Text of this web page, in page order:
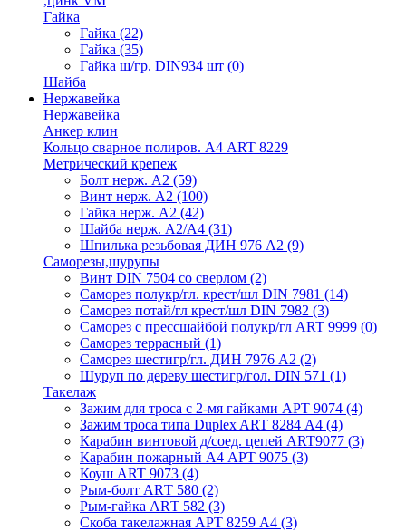
Гайка
Гайка (22)
Гайка (35)
Гайка ш/гр. DIN934 шт (0)
Шайба
Нержавейка
Нержавейка
Анкер клин
Кольцо сварное полиров. А4 ART 8229
Метрический крепеж
Болт нерж. А2 (59)
Винт нерж. А2 (100)
Гайка нерж. А2 (42)
Шайба нерж. А2/А4 (31)
Шпилька резьбовая ДИН 976 А2 (9)
Саморезы,шурупы
Винт DIN 7504 со сверлом (2)
Саморез полукр/гл. крест/шл DIN 7981 (14)
Саморез потай/гл крест/шл DIN 7982 (3)
Саморез с прессшайбой полукр/гл ART 9999 (0)
Саморез террасный (1)
Саморез шестигр/гл. ДИН 7976 А2 (2)
Шуруп по дереву шестигр/гол. DIN 571 (1)
Такелаж
Зажим для троса с 2-мя гайками АРТ 9074 (4)
Зажим троса типа Duplex ART 8284 А4 (4)
Карабин винтовой д/соед. цепей ART9077 (3)
Карабин пожарный А4 АРТ 9075 (3)
Коуш ART 9073 (4)
Рым-болт АRТ 580 (2)
Рым-гайка АRТ 582 (3)
Скоба такелажная АРТ 8259 А4 (3)